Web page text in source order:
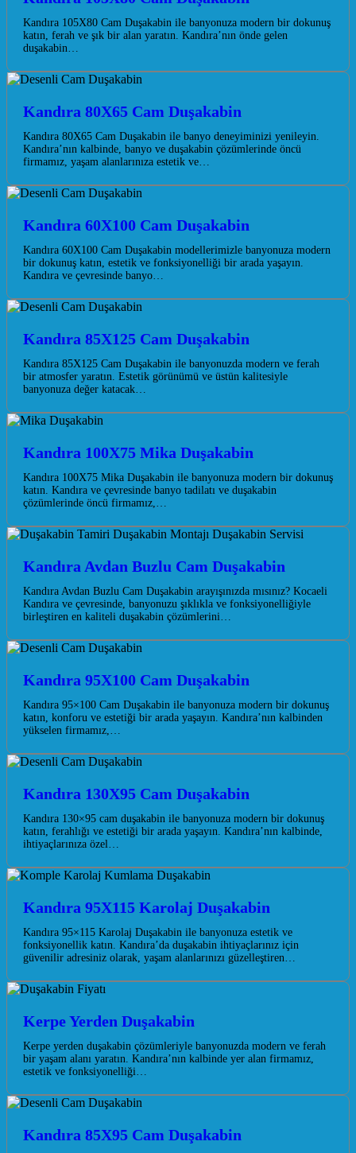
Kandıra 105X80 Cam Duşakabin ile banyonuza modern bir dokunuş
katın, ferah ve şık bir alan yaratın. Kandıra’nın önde gelen
duşakabin…
Kandıra 80X65 Cam Duşakabin
Kandıra 80X65 Cam Duşakabin ile banyo deneyiminizi yenileyin.
Kandıra’nın kalbinde, banyo ve duşakabin çözümlerinde öncü
firmamız, yaşam alanlarınıza estetik ve…
Kandıra 60X100 Cam Duşakabin
Kandıra 60X100 Cam Duşakabin modellerimizle banyonuza modern
bir dokunuş katın, estetik ve fonksiyonelliği bir arada yaşayın.
Kandıra ve çevresinde banyo…
Kandıra 85X125 Cam Duşakabin
Kandıra 85X125 Cam Duşakabin ile banyonuzda modern ve ferah
bir atmosfer yaratın. Estetik görünümü ve üstün kalitesiyle
banyonuza değer katacak…
Kandıra 100X75 Mika Duşakabin
Kandıra 100X75 Mika Duşakabin ile banyonuza modern bir dokunuş
katın. Kandıra ve çevresinde banyo tadilatı ve duşakabin
çözümlerinde öncü firmamız,…
Kandıra Avdan Buzlu Cam Duşakabin
Kandıra Avdan Buzlu Cam Duşakabin arayışınızda mısınız? Kocaeli
Kandıra ve çevresinde, banyonuzu şıklıkla ve fonksiyonelliğiyle
birleştiren en kaliteli duşakabin çözümlerini…
Kandıra 95X100 Cam Duşakabin
Kandıra 95×100 Cam Duşakabin ile banyonuza modern bir dokunuş
katın, konforu ve estetiği bir arada yaşayın. Kandıra’nın kalbinden
yükselen firmamız,…
Kandıra 130X95 Cam Duşakabin
Kandıra 130×95 cam duşakabin ile banyonuza modern bir dokunuş
katın, ferahlığı ve estetiği bir arada yaşayın. Kandıra’nın kalbinde,
ihtiyaçlarınıza özel…
Kandıra 95X115 Karolaj Duşakabin
Kandıra 95×115 Karolaj Duşakabin ile banyonuza estetik ve
fonksiyonellik katın. Kandıra’da duşakabin ihtiyaçlarınız için
güvenilir adresiniz olarak, yaşam alanlarınızı güzelleştiren…
Kerpe Yerden Duşakabin
Kerpe yerden duşakabin çözümleriyle banyonuzda modern ve ferah
bir yaşam alanı yaratın. Kandıra’nın kalbinde yer alan firmamız,
estetik ve fonksiyonelliği…
Kandıra 85X95 Cam Duşakabin